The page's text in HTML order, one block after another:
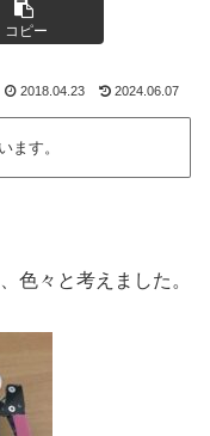
コピー
2018.04.23 2024.06.07
ます。
色々と考えました。